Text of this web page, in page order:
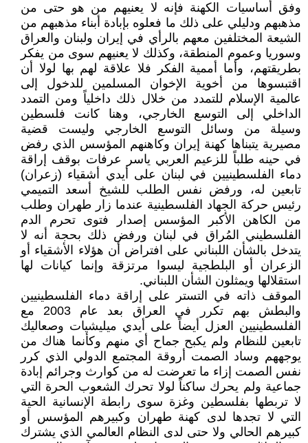
وفق أساسيات الكهنة فإنه لا يعنيهم من هو حتى من
مذهبهم ودليلي على ذلك ما فعلوه بإبادة أبناء مذهبهم من
الشيعة المختلفين معهم بالرأي في إيران ولبنان والعراق
وسوريا وعموم المنطقة، وكذلك لا يعنيهم سوى من يفكر
بطريقتهم، وأما أممية الفكر فلا علاقة لهم بها لولا أن
اقتبسوها من أخوية الإخوان المسلمين للدخول إلى
عالمية الإسلام للتمدد من خلال ذلك داخلياً ومن التمدد
الداخلي إلى التوسع الخارجي، وهنا كانت فلسطين
وسيلة من وسائل التوسع الخارجي وليست قضية
مصيرية يتبناها كهنة إيران وكاهنهم المؤسس الذي رفض
في حينه طلباً للزعيم العربي ياسر عرفات بوقف إراقة
دماء الفلسطينيين في لبنان على أيدي أشقياء (زعران)
تابعين له، ورفض نفس الطلب للشيخ أسعد التميمي
رئيس حركة الجهاد الفلسطينية عندما زار طهران وطلب
من الكاهن الأكبر المؤسس إصدار فتوى تحرم الدم
الفلسطيني المُراق في لبنان ورفض ذلك بحجة أنه لا
يتدخل بالشأن اللبناني على افتراض أن هؤلاء الأشقياء أو
الزعران أو البلطجية ليسوا مرتزقة وإنما كيانات لها
استقلالها ويمثلون الشأن اللبناني.
الموقف ذاته في التستر على إراقة دماء الفلسطينيين
والبطش بهم تكرر في العراق بعد عام 2003 مع
الفلسطينيين العزل أيضاً على أيدي ميليشيات وصعاليك
تابعين للنظام ولم يكبح جماح أي منهم وكأنما هناك من
يوجههم وساد الصمت أروقة المجتمع الدولي الذي كرر
نفس الصمت إزاء ما تعرضت له من كوارث وجرائم إبادة
جماعية ولم يحرك ساكناً لولا تحرك الشعوب الحرة التي
لا تربطها بفلسطين وغزة سوى رابطة الإنسانية الحية
التي لا تجدها لدى كهنة طهران وكبيرهم المؤسس أو
كبيرهم الحالي ولا حتى لدى النظام العالمي الذي يشترك